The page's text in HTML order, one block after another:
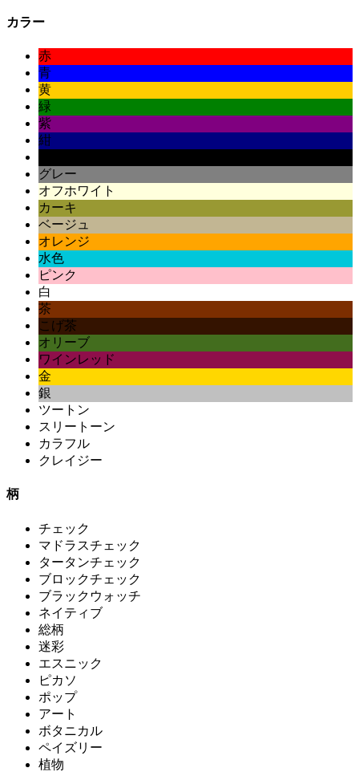
カラー
赤
青
黄
緑
紫
紺
グレー
オフホワイト
カーキ
ベージュ
オレンジ
水色
ピンク
白
茶
こげ茶
オリーブ
ワインレッド
金
銀
ツートン
スリートーン
カラフル
クレイジー
柄
チェック
マドラスチェック
タータンチェック
ブロックチェック
ブラックウォッチ
ネイティブ
総柄
迷彩
エスニック
ピカソ
ポップ
アート
ボタニカル
ペイズリー
植物